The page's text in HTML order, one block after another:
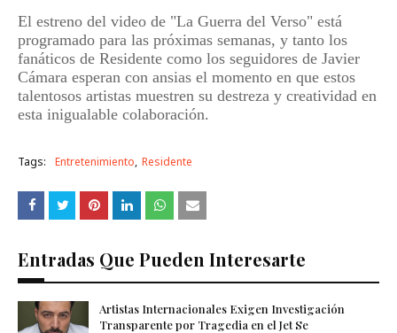
El estreno del video de "La Guerra del Verso" está
programado para las próximas semanas, y tanto los
fanáticos de Residente como los seguidores de Javier
Cámara esperan con ansias el momento en que estos
talentosos artistas muestren su destreza y creatividad en
esta inigualable colaboración.
Tags: Entretenimiento Residente
Entradas Que Pueden Interesarte
Artistas Internacionales Exigen Investigación
Transparente por Tragedia en el Jet Se